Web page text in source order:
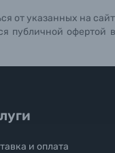
от указанных на
публичной
и оплата